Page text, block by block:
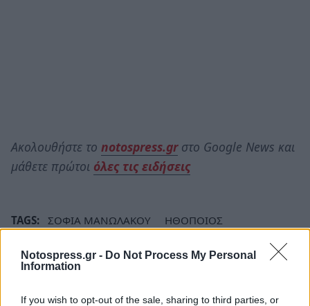
Notospress.gr - Do Not Process My Personal
Information
If you wish to opt-out of the sale, sharing to third parties, or
Ακολουθήστε το notospress.grστο Google News και
μάθετε πρώτοι όλες τις ειδήσεις
TAGS: ΣΟΦΙΑ ΜΑΝΩΛΑΚΟΥ ΗΘΟΠΟΙΟΣ